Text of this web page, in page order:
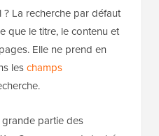
La recherche par défaut
que le titre, le contenu et
Elle ne prend en
leschamps
partie des